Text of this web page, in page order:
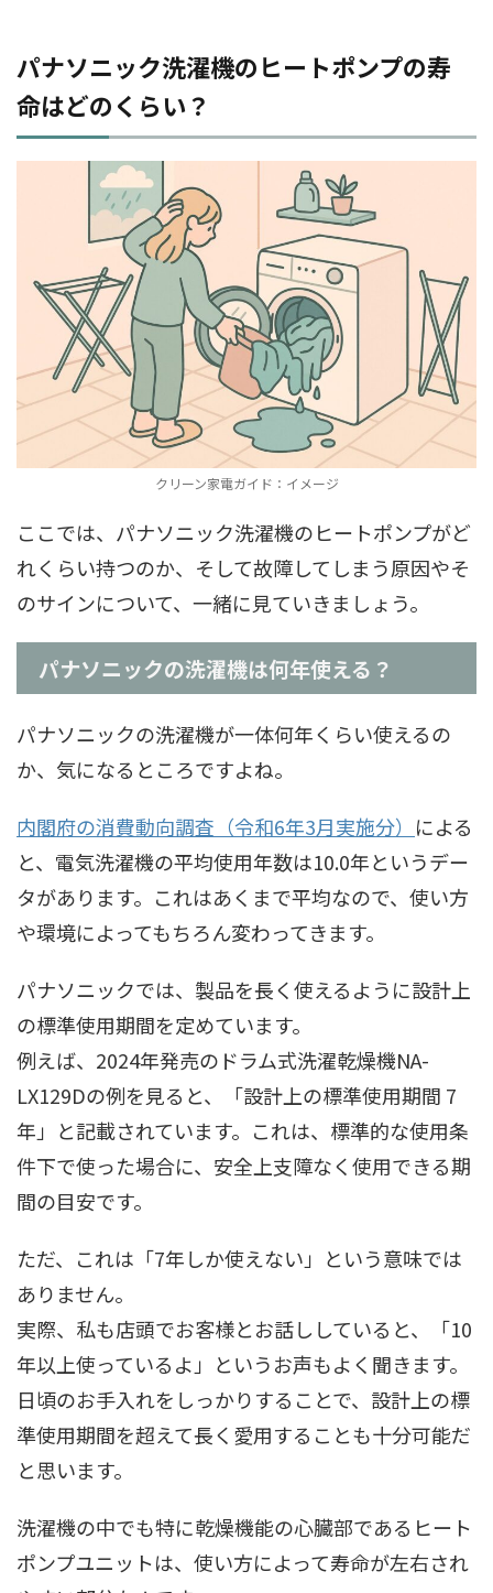
パナソニック洗濯機のヒートポンプの寿
命はどのくらい？
クリーン家電ガイド：イメージ
ここでは、パナソニック洗濯機のヒートポンプがど
れくらい持つのか、そして故障してしまう原因やそ
のサインについて、一緒に見ていきましょう。
パナソニックの洗濯機は何年使える？
パナソニックの洗濯機が一体何年くらい使えるの
か、気になるところですよね。
内閣府の消費動向調査（令和6年3月実施分） による
と、電気洗濯機の平均使用年数は10.0年というデー
タがあります。これはあくまで平均なので、使い方
や環境によってもちろん変わってきます。
パナソニックでは、製品を長く使えるように設計上
の標準使用期間を定めています。
例えば、2024年発売のドラム式洗濯乾燥機NA-
LX129Dの例を見ると、「設計上の標準使用期間 7
年」と記載されています。これは、標準的な使用条
件下で使った場合に、安全上支障なく使用できる期
間の目安です。
ただ、これは「7年しか使えない」という意味では
ありません。
実際、私も店頭でお客様とお話ししていると、「10
年以上使っているよ」というお声もよく聞きます。
日頃のお手入れをしっかりすることで、設計上の標
準使用期間を超えて長く愛用することも十分可能だ
と思います。
洗濯機の中でも特に乾燥機能の心臓部であるヒート
ポンプユニットは、使い方によって寿命が左右され